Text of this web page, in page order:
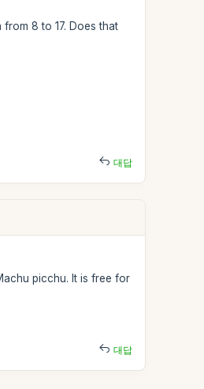
8 to 17. Does that
대답
picchu. It is free for
대답